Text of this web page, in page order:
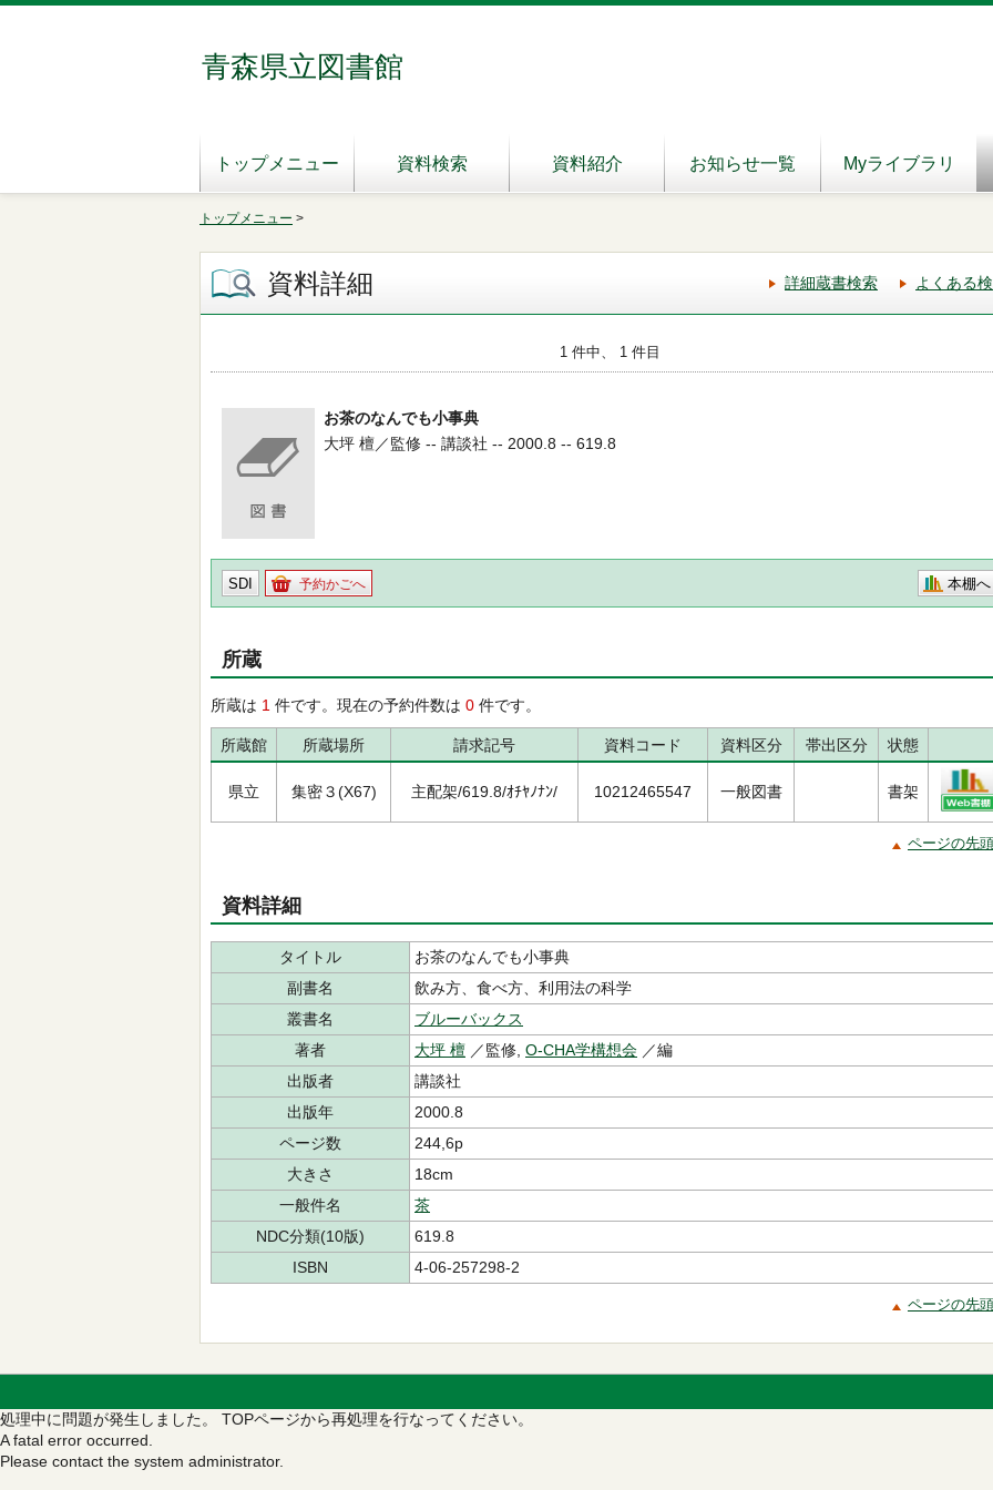
青森県立図書館
トップメニュー 資料検索 資料紹介 お知らせ一覧 Myライブラリ
トップメニュー >
資料詳細 詳細蔵書検索 よくある
1 件中、 1 件目
お茶のなんでも小事典
大坪 檀／監修 -- 講談社 -- 2000.8 -- 619.8
SDI 予約かごへ 本棚へ
所蔵
所蔵は 1 件です。現在の予約件数は 0 件です。
所蔵館 所蔵場所 請求記号 資料コード 資料区分 帯出区分 状態
県立 集密３(X67) 主配架/619.8/ｵﾁﾔﾉﾅﾝ/ 10212465547 一般図書 書架
ページの先
資料詳細
タイトル
お茶のなんでも小事典
副書名
飲み方、食べ方、利用法の科学
叢書名
ブルーバックス
著者
大坪 檀 ／監修, O-CHA学構想会 ／編
出版者
講談社
出版年
2000.8
ページ数
244,6p
大きさ
18cm
一般件名
茶
NDC分類(10版)
619.8
ISBN
4-06-257298-2
ページの先
処理中に問題が発生しました。 TOPページから再処理を行なってください。
A fatal error occurred.
Please contact the system administrator.